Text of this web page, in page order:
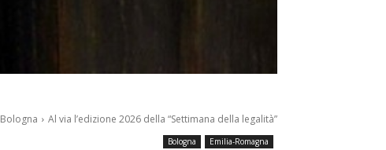
Bologna Al via l’edizione 2026 della “Settimana della legalità”
Bologna Emilia-Romagna